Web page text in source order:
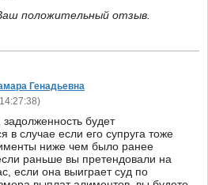
положительный отзыв.
Генадьевна
)
будет
в случае если его супруга тоже
ниже чем было ранее
раньше вы претендовали на
если она выиграет суд по